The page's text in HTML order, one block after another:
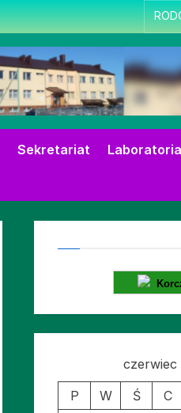
Sekretariat
czerwiec
P W Ś C